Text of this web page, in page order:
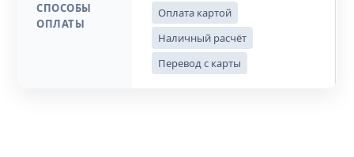
СПОСОБЫ
ОПЛАТЫ
Оплата картой
Наличный расчёт
Перевод с карты